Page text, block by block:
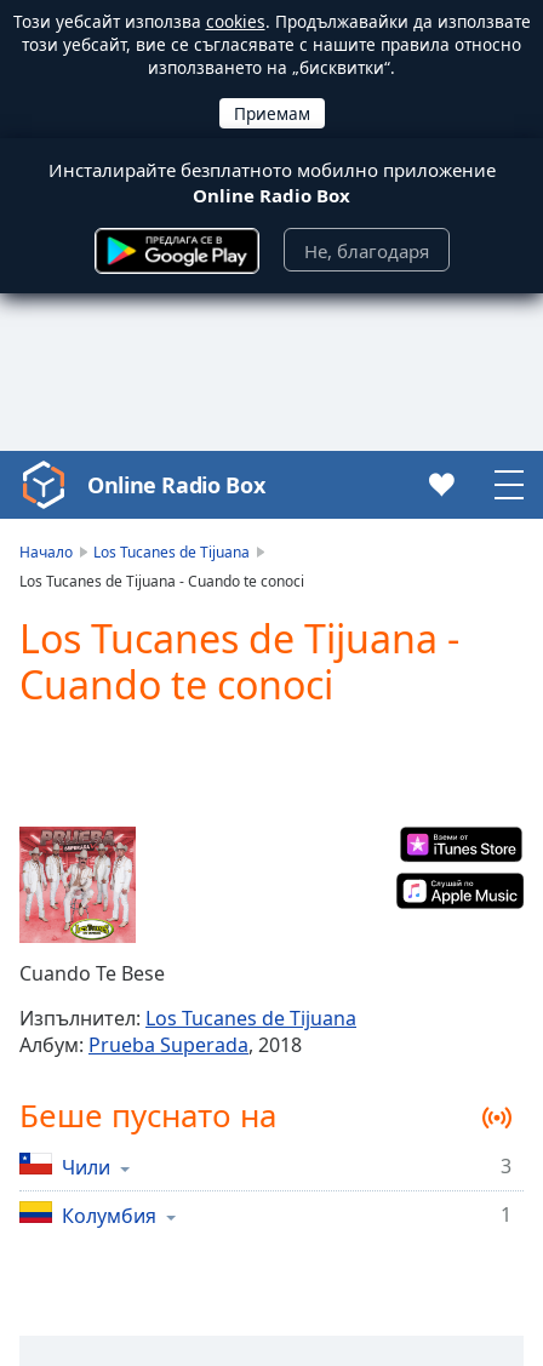
Този уебсайт използва cookies. Продължавайки да използвате
този уебсайт, вие се съгласявате с нашите правила относно
използването на „бисквитки“.
Инсталирайте безплатното мобилно приложение
Online Radio Box
Не, благодаря
Video
Player
loading.
Video
Play
Skip
Backward
Time0:00
Duration-:-
Loaded:
0.00%
TypeLIVE
Seek to
live,
currently
Remaining
Time-
1x
Online Radio Box
Начало
Los Tucanes de Tijuana
Los Tucanes de Tijuana - Cuando te conoci
Los Tucanes de Tijuana -
Cuando te conoci
Cuando Te Bese
Изпълнител: Los Tucanes de Tijuana
Албум: Prueba Superada, 2018
Беше пуснато на
Чили
3
Колумбия
1